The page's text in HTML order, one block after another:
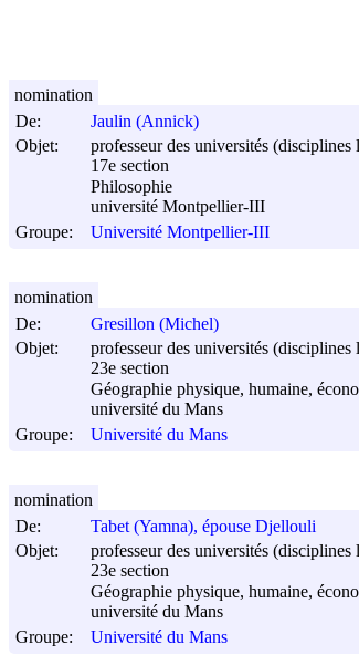
De:
Jaulin (Annick)
Objet:
professeur des universités (disciplines
17e section
Philosophie
université Montpellier-III
Groupe:
Université Montpellier-III
nomination
De:
Gresillon (Michel)
Objet:
professeur des universités (disciplines
23e section
Géographie physique, humaine,
université du Mans
Groupe:
Université du Mans
nomination
De:
Tabet (Yamna), épouse Djellouli
Objet:
professeur des universités (disciplines
23e section
Géographie physique, humaine,
université du Mans
Groupe:
Université du Mans
nomination